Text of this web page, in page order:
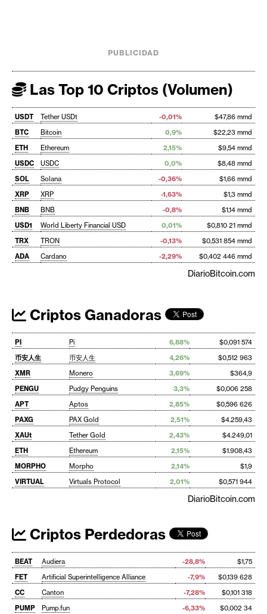
PUBLICIDAD
Las Top 10 Criptos (Volumen)
USDT Tether USDt -0,01%
$47,86 mmd
BTC
Bitcoin 0,9%
$22,23 mmd
ETH
Ethereum 2,15%
$9,54 mmd
USDC
USDC 0,0%
$8,48 mmd
SOL
Solana -0,36%
$1,66 mmd
XRP
XRP -1,63%
$1,3 mmd
BNB
BNB -0,8%
$1,14 mmd
USD1
World Liberty Financial USD 0,01%
$0,810 21 mmd
TRX
TRON -0,13%
$0,531 854 mmd
ADA
Cardano -2,29% $0,402 446 mmd
DiarioBitcoin.com
Criptos Ganadoras
PI Pi 6,88%
$0,091 574
币安人生
币安人生 4,26%
$0,512 963
XMR
Monero 3,69%
$364,9
PENGU
Pudgy Penguins 3,3%
$0,006 258
APT
Aptos 2,85%
$0,596 626
PAXG
PAX Gold 2,51%
$4.259,43
XAUt
Tether Gold 2,43%
$4.249,01
ETH
Ethereum 2,15%
$1.908,43
MORPHO
Morpho 2,14%
$1,9
VIRTUAL
Virtuals Protocol 2,01% $0,571 944
DiarioBitcoin.com
Criptos Perdedoras
BEAT Audiera -28,8%
$1,75
FET
Artificial Superintelligence Alliance -7,9%
$0,139 628
CC
Canton -7,28%
$0,101 318
PUMP
Pump.fun -6,33%
$0,002 34